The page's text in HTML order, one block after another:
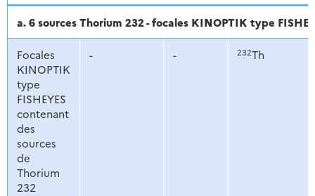
a. 6 sources Thorium 232 - focales KINOPTIK type
Focales
KINOPTIK
type
FISHEYES
contenant
des
sources
de
Thorium
232
- - 232Th